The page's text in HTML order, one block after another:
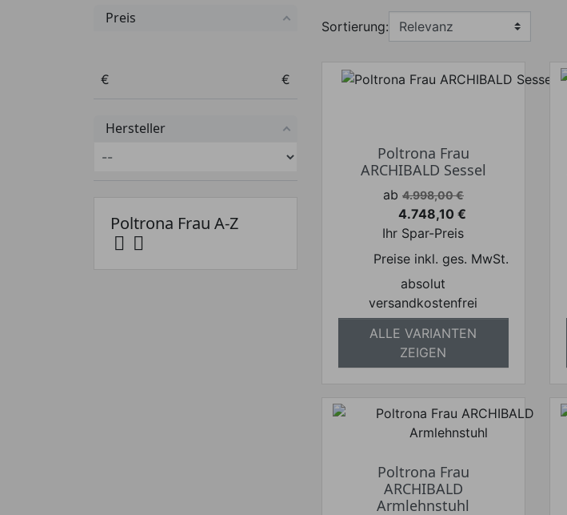
Preis
Preis von
€ Preis bis
€
Hersteller
Poltrona Frau A-Z
 
Sortierung:
Poltrona Frau
ARCHIBALD Sessel
Verkaufspreis
ab 4.998,00 €
Preis
4.748,10 €
Ihr Spar-Preis
Preise inkl. ges. MwSt.
absolut
versandkostenfrei
ALLE VARIANTEN
ZEIGEN
Poltrona Frau
ARCHIBALD
Armlehnstuhl